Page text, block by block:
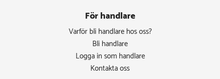
För handlare
Varför bli handlare hos oss?
Bli handlare
Logga in som handlare
Kontakta oss